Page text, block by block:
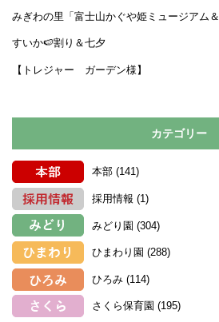
みぎわの里「富士山かぐや姫ミュージアム＆
すいか🍉割り＆七夕
【トレジャー ガーデン様】
カテゴリー
本部 (141)
採用情報 (1)
みどり園 (304)
ひまわり園 (288)
ひろみ (114)
さくら保育園 (195)